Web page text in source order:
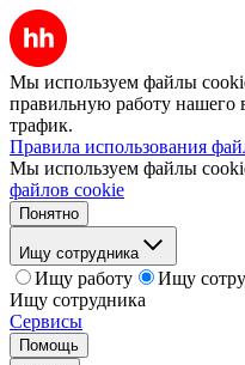
Мы используем файлы
правильную работу нашего
трафик.
Правила использования
Мы используем файлы
файлов cookie
Понятно
Ищу сотрудника
Ищу работу
Ищу
Ищу сотрудника
Сервисы
Помощь